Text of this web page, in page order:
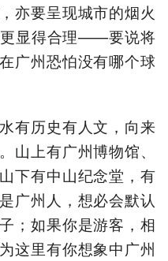
亦要呈现城市的烟火
显得合理——要说将
广州恐怕没有哪个球
有历史有人文，向来
山上有广州博物馆、
下有中山纪念堂，有
广州人，想必会默认
；如果你是游客，相
这里有你想象中广州